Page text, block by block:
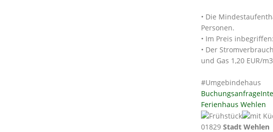
• Die
Personen.
• Im Preis
• Der
und Gas 1,20 EUR/m3
#Umgebindehaus
Buchungsanfrage
Ferienhaus Wehlen
01829 Stadt Wehlen